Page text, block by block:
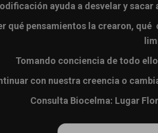
ayuda a desvelar y
qué pensamientos la crearon,
Tomando conciencia de todo
con nuestra creencia o
Consulta Biocelma: Lugar